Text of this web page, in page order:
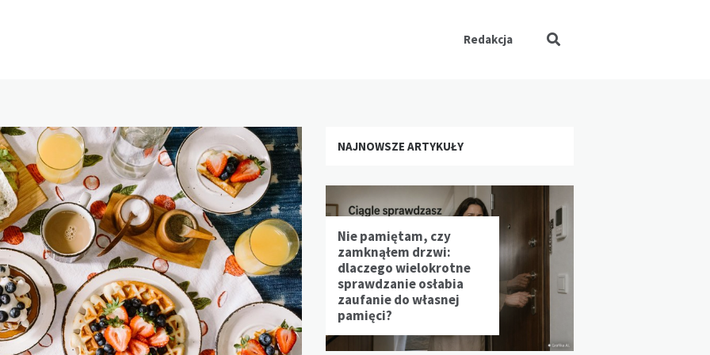
Redakcja
NAJNOWSZE ARTYKUŁY
Nie pamiętam, czy
zamknąłem drzwi:
dlaczego wielokrotne
sprawdzanie osłabia
zaufanie do własnej
pamięci?